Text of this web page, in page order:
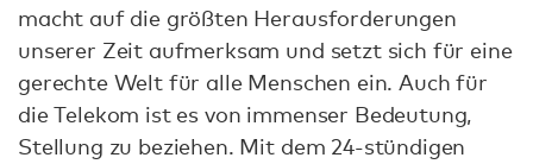
macht auf die größten Herausforderungen
unserer Zeit aufmerksam und setzt sich für eine
gerechte Welt für alle Menschen ein. Auch für
die Telekom ist es von immenser Bedeutung,
Stellung zu beziehen. Mit dem 24-stündigen